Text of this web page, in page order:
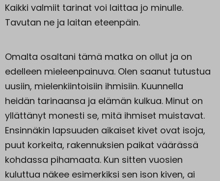
Kaikki valmiit tarinat voi laittaa jo minulle.
Tavutan ne ja laitan eteenpäin.
Omalta osaltani tämä matka on ollut ja on
edelleen mieleenpainuva. Olen saanut tutustua
uusiin, mielenkiintoisiin ihmisiin. Kuunnella
heidän tarinaansa ja elämän kulkua. Minut on
yllättänyt monesti se, mitä ihmiset muistavat.
Ensinnäkin lapsuuden aikaiset kivet ovat isoja,
puut korkeita, rakennuksien paikat väärässä
kohdassa pihamaata. Kun sitten vuosien
kuluttua näkee esimerkiksi sen ison kiven, ai